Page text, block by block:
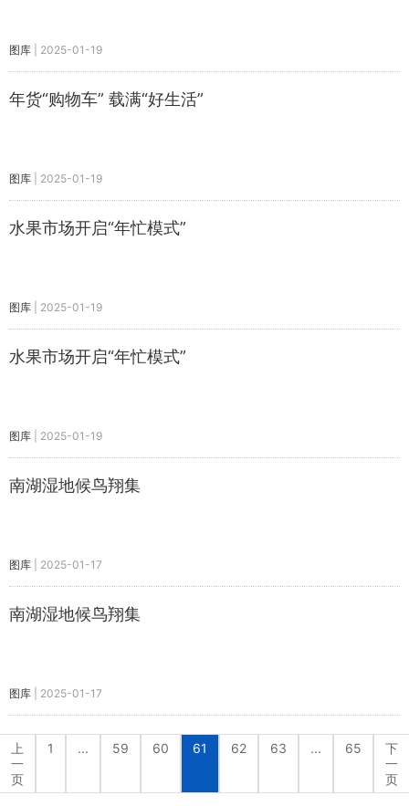
图库 2025-01-19
年货“购物车” 载满“好生活”
图库 2025-01-19
水果市场开启“年忙模式”
图库 2025-01-19
水果市场开启“年忙模式”
图库 2025-01-19
南湖湿地候鸟翔集
图库 2025-01-17
南湖湿地候鸟翔集
图库 2025-01-17
上
一
页
1 ... 59 60 61 62 63 ... 65
下
一
页